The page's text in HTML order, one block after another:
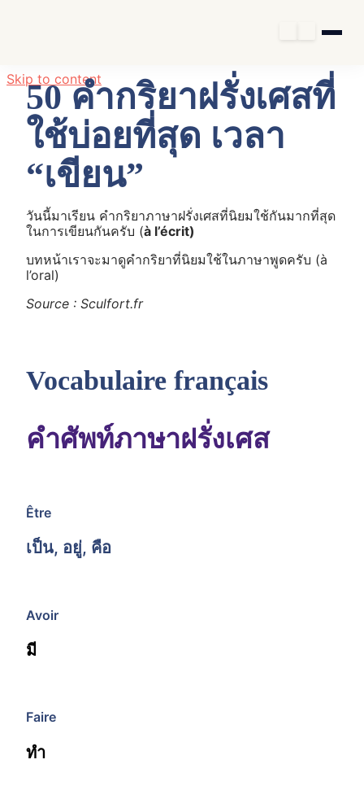
Skip to content
50 คำกริยาฝรั่งเศสที่
ใช้บ่อยที่สุด เวลา
“เขียน”
วันนี้มาเรียน คำกริยาภาษาฝรั่งเศสที่นิยมใช้กันมากที่สุด
ในการเขียนกันครับ (à l’écrit)
บทหน้าเราจะมาดูคำกริยาที่นิยมใช้ในภาษาพูดครับ (à
l’oral)
Source : Sculfort.fr
Vocabulaire français
คำศัพท์ภาษาฝรั่งเศส
Être
เป็น, อยู่, คือ
Avoir
มี
Faire
ทำ